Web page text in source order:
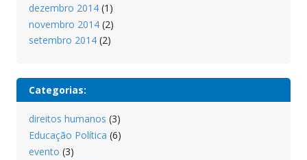
dezembro 2014(1)
novembro 2014(2)
setembro 2014(2)
Categorias:
direitos humanos (3)
Educação Política (6)
evento (3)